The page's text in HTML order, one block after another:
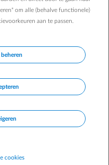
wanneer het
zal het er dus voor zorgen
minder elektriciteit zal
maken van je toestellen in
wordt overbelast en je
om alle (behalve functionele)
aan te passen.
beheren
cookies